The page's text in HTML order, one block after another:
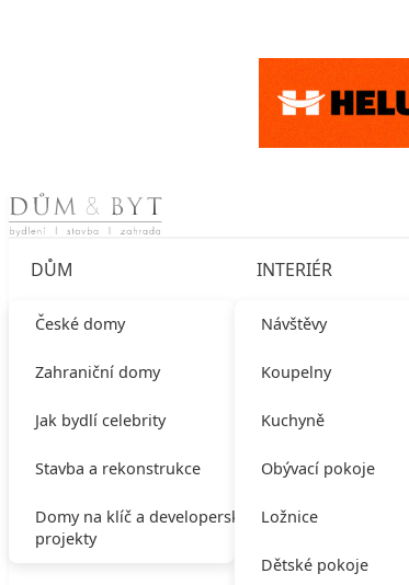
Skip to content
DŮM
České domy
Zahraniční domy
Jak bydlí celebrity
Stavba a rekonstrukce
Domy na klíč a developerské
projekty
INTERIÉR
Návštěvy
Koupelny
Kuchyně
Obývací pokoje
Ložnice
Dětské pokoje